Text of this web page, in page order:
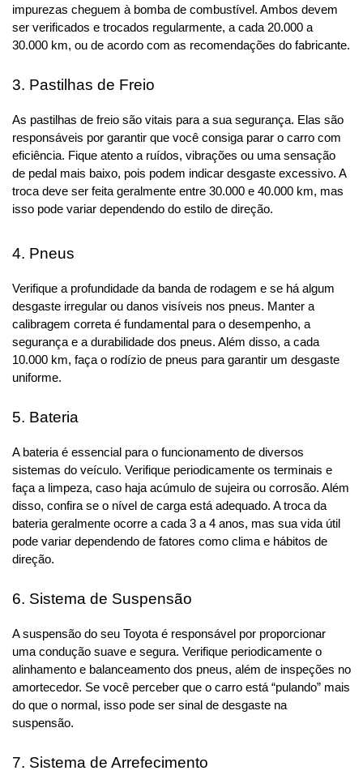
impurezas cheguem à bomba de combustível. Ambos devem
ser verificados e trocados regularmente, a cada 20.000 a
30.000 km, ou de acordo com as recomendações do fabricante.
3. Pastilhas de Freio
As pastilhas de freio são vitais para a sua segurança. Elas são
responsáveis por garantir que você consiga parar o carro com
eficiência. Fique atento a ruídos, vibrações ou uma sensação
de pedal mais baixo, pois podem indicar desgaste excessivo. A
troca deve ser feita geralmente entre 30.000 e 40.000 km, mas
isso pode variar dependendo do estilo de direção.
4. Pneus
Verifique a profundidade da banda de rodagem e se há algum
desgaste irregular ou danos visíveis nos pneus. Manter a
calibragem correta é fundamental para o desempenho, a
segurança e a durabilidade dos pneus. Além disso, a cada
10.000 km, faça o rodízio de pneus para garantir um desgaste
uniforme.
5. Bateria
A bateria é essencial para o funcionamento de diversos
sistemas do veículo. Verifique periodicamente os terminais e
faça a limpeza, caso haja acúmulo de sujeira ou corrosão. Além
disso, confira se o nível de carga está adequado. A troca da
bateria geralmente ocorre a cada 3 a 4 anos, mas sua vida útil
pode variar dependendo de fatores como clima e hábitos de
direção.
6. Sistema de Suspensão
A suspensão do seu Toyota é responsável por proporcionar
uma condução suave e segura. Verifique periodicamente o
alinhamento e balanceamento dos pneus, além de inspeções no
amortecedor. Se você perceber que o carro está “pulando” mais
do que o normal, isso pode ser sinal de desgaste na
suspensão.
7. Sistema de Arrefecimento